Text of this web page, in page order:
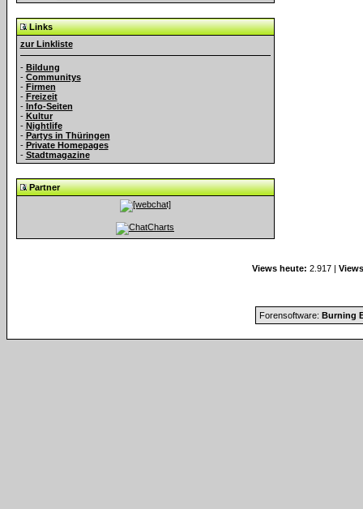
Links
zur Linkliste
- Bildung
- Communitys
- Firmen
- Freizeit
- Info-Seiten
- Kultur
- Nightlife
- Partys in Thüringen
- Private Homepages
- Stadtmagazine
Partner
Views heute: 2.917 |
Forensoftware: Burning